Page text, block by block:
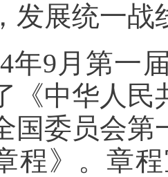
发展统一战
年9月第一
《中华人民
国委员会第
程》。章